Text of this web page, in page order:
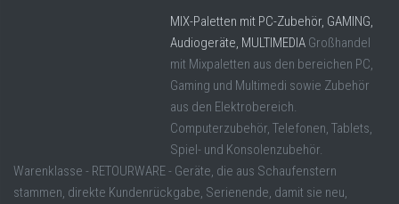
MIX-Paletten mit PC-Zubehör, GAMING,
Audiogeräte, MULTIMEDIA Großhandel
mit Mixpaletten aus den bereichen PC,
Gaming und Multimedi sowie Zubehör
aus den Elektrobereich.
Computerzubehör, Telefonen, Tablets,
Spiel- und Konsolenzubehör.
Warenklasse - RETOURWARE - Geräte, die aus Schaufenstern
stammen, direkte Kundenrückgabe, Serienende, damit sie neu,